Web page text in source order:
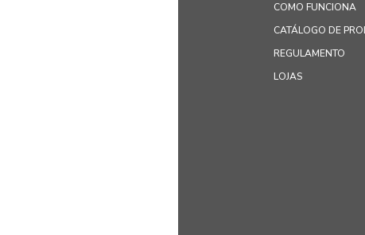
COMO FUNCIONA
CATÁLOGO DE
REGULAMENTO
LOJAS